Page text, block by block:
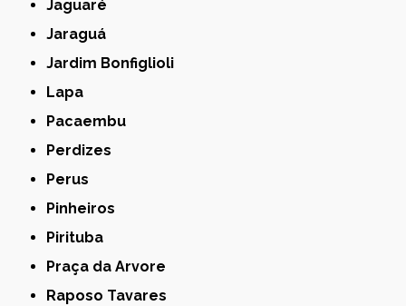
Jaguaré
Jaraguá
Jardim Bonfiglioli
Lapa
Pacaembu
Perdizes
Perus
Pinheiros
Pirituba
Praça da Arvore
Raposo Tavares